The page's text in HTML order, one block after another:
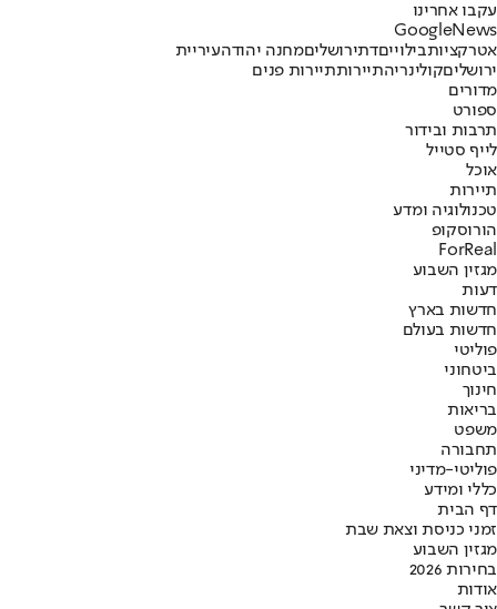
עקבו אחרינו
Googl eNews
אטרקציותבילוייםדתירושליםמחנה יהודהעיריית
ירושליםקולינריהתיירותתיירות פנים
מדורים
ספורט
תרבות ובידור
לייף סטייל
אוכל
תיירות
טכנולוגיה ומדע
הורוסקופ
ForReal
מגזין השבוע
דעות
חדשות בארץ
חדשות בעולם
פוליטי
ביטחוני
חינוך
בריאות
משפט
תחבורה
פוליטי-מדיני
כללי ומידע
דף הבית
זמני כניסת וצאת שבת
מגזין השבוע
בחירות 2026
אודות